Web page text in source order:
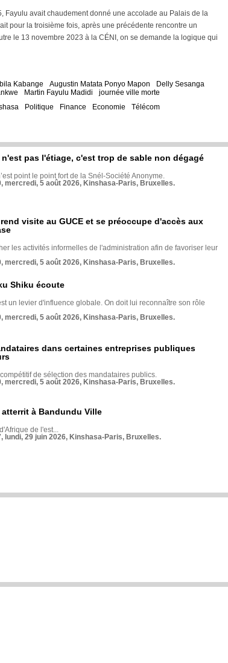
Fayulu avait chaudement donné une accolade au Palais de la
pour la troisième fois, après une précédente rencontre un
le 13 novembre 2023 à la CÉNI, on se demande la logique qui
Kabange Augustin Matata Ponyo Mapon
Delly Sesanga
Martin Fayulu Madidi
journée ville morte
Politique Finance Economie Télécom
n'est pas l'étiage, c'est trop de sable non dégagé
point le point fort de la Snél-Société Anonyme.
mercredi, 5 août 2026, Kinshasa-Paris, Bruxelles.
visite au GUCE et se préoccupe d'accès aux
les activités informelles de l'administration afin de favoriser leur
mercredi, 5 août 2026, Kinshasa-Paris, Bruxelles.
Shiku écoute
un levier d'influence globale. On doit lui reconnaître son rôle
mercredi, 5 août 2026, Kinshasa-Paris, Bruxelles.
dans certaines entreprises publiques
de sélection des mandataires publics.
mercredi, 5 août 2026, Kinshasa-Paris, Bruxelles.
à Bandundu Ville
de l'est...
lundi, 29 juin 2026, Kinshasa-Paris, Bruxelles.